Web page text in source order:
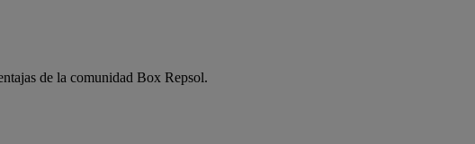
de la comunidad Box Repsol.